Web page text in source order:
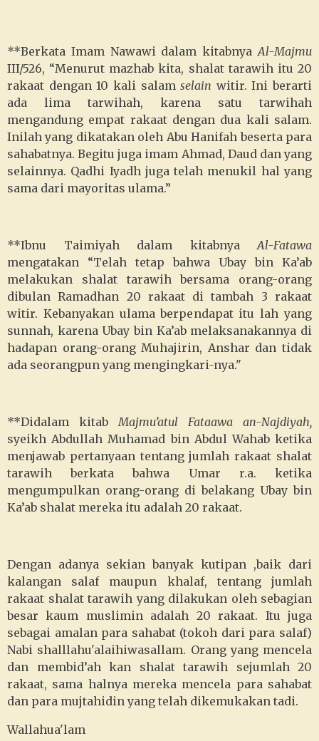
**Berkata Imam Nawawi dalam kitabnyaAl-Majmu
III/526, “Menurut mazhab kita, shalat tarawih itu 20
rakaat dengan 10 kali salamselain witir. Ini berarti
ada lima tarwihah, karena satu tarwihah
mengandung empat rakaat dengan dua kali salam.
Inilah yang dikatakan oleh Abu Hanifah beserta para
sahabatnya. Begitu juga imam Ahmad, Daud dan yang
selainnya. Qadhi Iyadh juga telah menukil hal yang
sama dari mayoritas ulama.”
**Ibnu Taimiyah dalam kitabnyaAl-Fatawa
mengatakan “Telah tetap bahwa Ubay bin Ka’ab
melakukan shalat tarawih bersama orang-orang
dibulan Ramadhan 20 rakaat di tambah 3 rakaat
witir. Kebanyakan ulama berpendapat itu lah yang
sunnah, karena Ubay bin Ka’ab melaksanakannya di
hadapan orang-orang Muhajirin, Anshar dan tidak
ada seorangpun yang mengingkari-nya."
**Didalam kitabMajmu’atul Fataawa an-Najdiyah,
syeikh Abdullah Muhamad bin Abdul Wahab ketika
menjawab pertanyaan tentang jumlah rakaat shalat
tarawih berkata bahwa Umar r.a. ketika
mengumpulkan orang-orang di belakang Ubay bin
Ka’ab shalat mereka itu adalah 20 rakaat.
Dengan adanya sekian banyak kutipan ,baik dari
kalangan salaf maupun khalaf, tentang jumlah
rakaat shalat tarawih yang dilakukan oleh sebagian
besar kaum muslimin adalah 20 rakaat. Itu juga
sebagai amalan para sahabat (tokoh dari para salaf)
Nabi shalllahu'alaihiwasallam. Orang yang mencela
dan membid’ah kan shalat tarawih sejumlah 20
rakaat, sama halnya mereka mencela para sahabat
dan para mujtahidin yang telah dikemukakan tadi.
Wallahua'lam